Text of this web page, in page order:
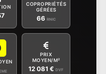
COPROPRIÉTÉS
GÉRÉES
66 RNIC
PRIX
MOYEN/M²
12 081 € DVF